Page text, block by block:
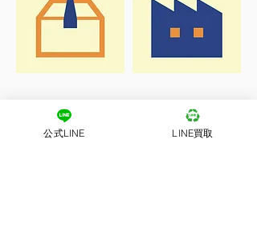
公式LINE LINE買取